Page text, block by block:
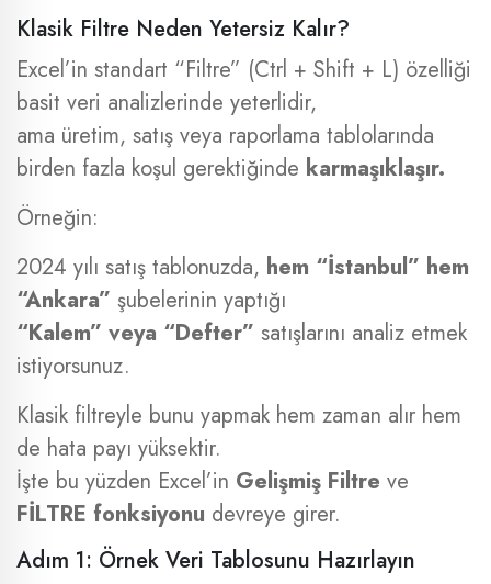
Klasik Filtre Neden Yetersiz Kalır?
Excel’in standart “Filtre” (Ctrl + Shift + L) özelliği
basit veri analizlerinde yeterlidir,
ama üretim, satış veya raporlama tablolarında
birden fazla koşul gerektiğinde karmaşıklaşır.
Örneğin:
2024 yılı satış tablonuzda, hem “İstanbul” hem
“Ankara” şubelerinin yaptığı
“Kalem” veya “Defter” satışlarını analiz etmek
istiyorsunuz.
Klasik filtreyle bunu yapmak hem zaman alır hem
de hata payı yüksektir.
İşte bu yüzden Excel’in Gelişmiş Filtre ve
FİLTRE fonksiyonu devreye girer.
Adım 1: Örnek Veri Tablosunu Hazırlayın